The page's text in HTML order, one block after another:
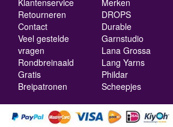
Retourneren
Contact
Veel gestelde
vragen
Rondbreinaald
Gratis
Breipatronen
DROPS
Durable
Garnstudio
Lana Grossa
Lang Yarns
Phildar
Scheepjes